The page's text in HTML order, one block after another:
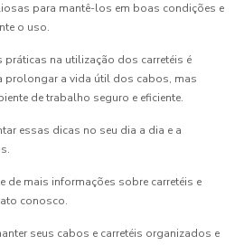
para mantê-los em boas condições e
o uso.
na utilização dos carretéis é
prolongar a vida útil dos cabos, mas
de trabalho seguro e eficiente.
essas dicas no seu dia a dia e a
de mais informações sobre carretéis e
conosco.
seus cabos e carretéis organizados e